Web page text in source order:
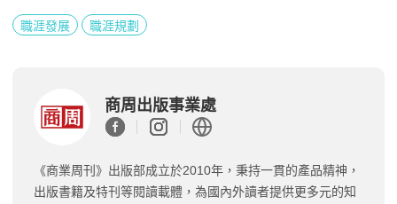
職涯發展 職涯規劃
商周出版事業處
《商業周刊》出版部成立於2010年，秉持一貫的產品精神，
出版書籍及特刊等閱讀載體，為國內外讀者提供更多元的知